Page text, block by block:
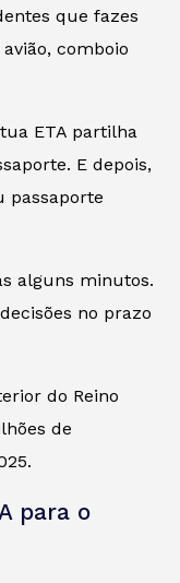
que fazes
comboio
ETA partilha
E depois,
passaporte
alguns minutos.
no prazo
do Reino
de
para o